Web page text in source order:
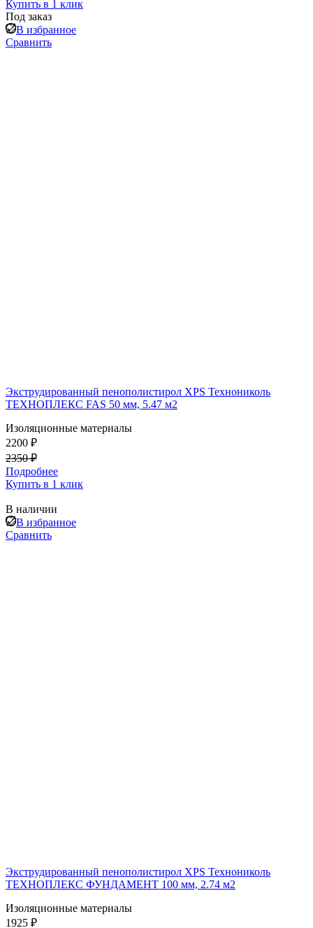
Купить в 1 клик
Под заказ
В избранное
Сравнить
Экструдированный пенополистирол XPS Технониколь
ТЕХНОПЛЕКС FAS 50 мм, 5.47 м2
Изоляционные материалы
2200 ₽
2350 ₽
Подробнее
Купить в 1 клик
В наличии
В избранное
Сравнить
Экструдированный пенополистирол XPS Технониколь
ТЕХНОПЛЕКС ФУНДАМЕНТ 100 мм, 2.74 м2
Изоляционные материалы
1925 ₽